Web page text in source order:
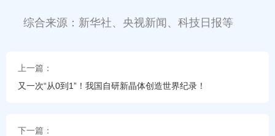
综合来源：新华社、央视新闻、科技日报等
上一篇：
又一次“从0到1”！我国自研新晶体创造世界纪录！
下一篇：